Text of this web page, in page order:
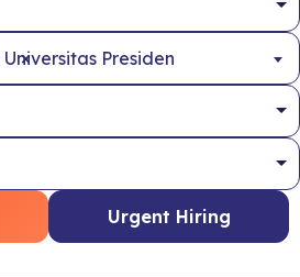
× Presiden
Urgent Hiring